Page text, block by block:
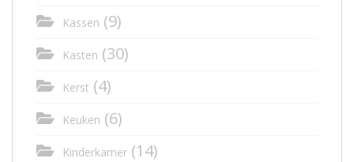
Kassen (9)
Kasten (30)
Kerst (4)
Keuken (6)
Kinderkamer (14)